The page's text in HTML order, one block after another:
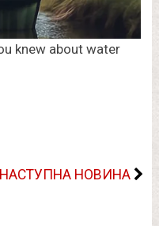
НАСТУПНА НОВИНА